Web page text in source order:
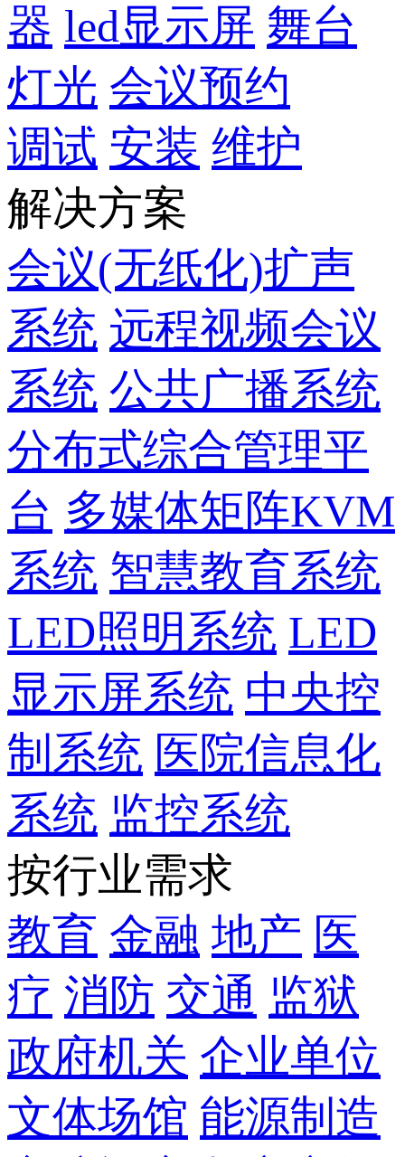
器 led显示屏 舞台
灯光 会议预约
调试 安装 维护
解决方案
会议(无纸化)扩声
系统 远程视频会议
系统 公共广播系统
分布式综合管理平
台 多媒体矩阵KVM
系统 智慧教育系统
LED照明系统 LED
显示屏系统 中央控
制系统 医院信息化
系统 监控系统
按行业需求
教育 金融 地产 医
疗 消防 交通 监狱
政府机关 企业单位
文体场馆 能源制造